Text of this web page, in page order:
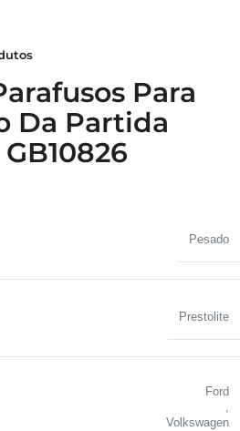
Para
Da Partida
GB10826
Pesado
Prestolite
Ford
,
Volkswagen